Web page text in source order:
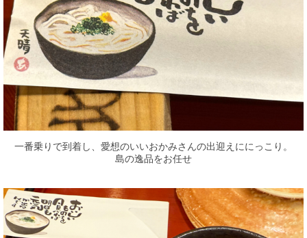
一番乗りで到着し、愛想のいいおかみさんの出迎えににっこり。
島の逸品をお任せ